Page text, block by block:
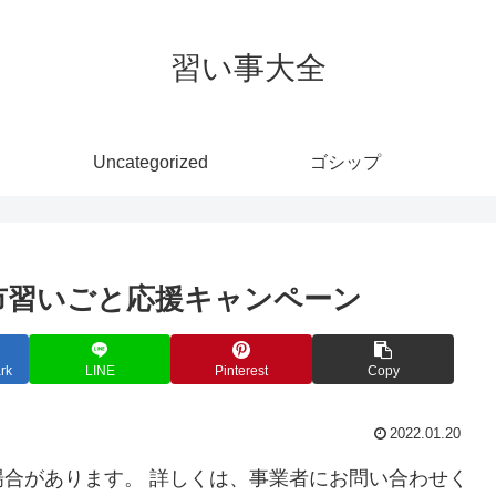
習い事大全
Uncategorized ゴシップ
いごと応援キャンペーン
LINE Pinterest Copy
2022.01.20
があります。 詳しくは、事業者にお問い合わせく